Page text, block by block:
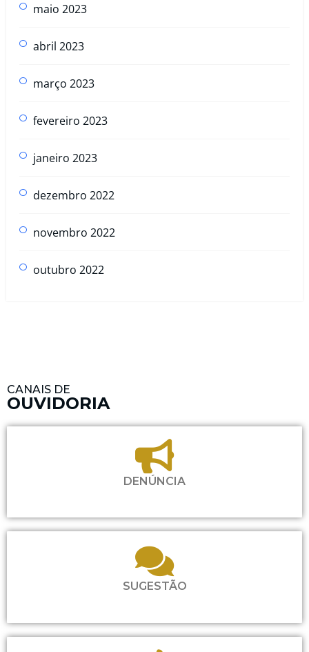
maio 2023
abril 2023
março 2023
fevereiro 2023
janeiro 2023
dezembro 2022
novembro 2022
outubro 2022
CANAIS DE
OUVIDORIA
DENÚNCIA
SUGESTÃO